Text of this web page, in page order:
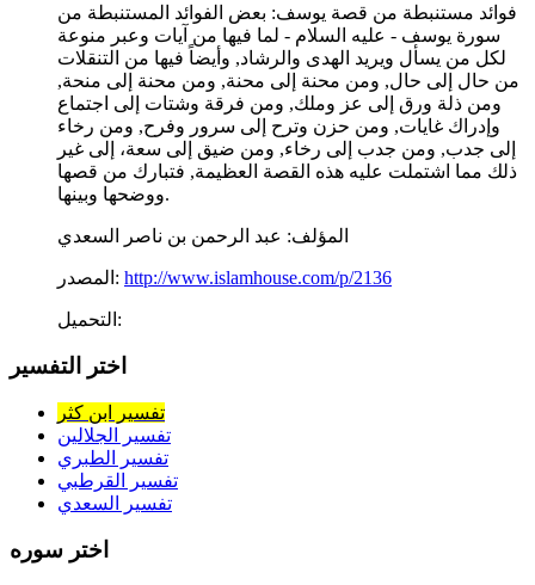
فوائد مستنبطة من قصة يوسف: بعض الفوائد المستنبطة من
سورة يوسف - عليه السلام - لما فيها من آيات وعبر منوعة
لكل من يسأل ويريد الهدى والرشاد, وأيضاً فيها من التنقلات
من حال إلى حال, ومن محنة إلى محنة, ومن محنة إلى منحة,
ومن ذلة ورق إلى عز وملك, ومن فرقة وشتات إلى اجتماع
وإدراك غايات, ومن حزن وترح إلى سرور وفرح, ومن رخاء
إلى جدب, ومن جدب إلى رخاء, ومن ضيق إلى سعة، إلى غير
ذلك مما اشتملت عليه هذه القصة العظيمة, فتبارك من قصها
ووضحها وبينها.
المؤلف: عبد الرحمن بن ناصر السعدي
المصدر: http://www.islamhouse.com/p/2136
التحميل:
اختر التفسير
تفسير ابن كثر
تفسير الجلالين
تفسير الطبري
تفسير القرطبي
تفسير السعدي
اختر سوره